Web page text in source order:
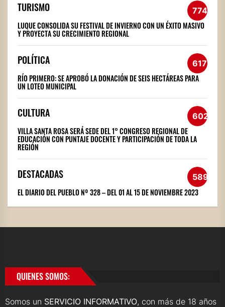
TURISMO 774
LUQUE CONSOLIDA SU FESTIVAL DE INVIERNO CON UN ÉXITO MASIVO
Y PROYECTA SU CRECIMIENTO REGIONAL
POLÍTICA 617
RÍO PRIMERO: SE APROBÓ LA DONACIÓN DE SEIS HECTÁREAS PARA
UN LOTEO MUNICIPAL
CULTURA 602
VILLA SANTA ROSA SERÁ SEDE DEL 1° CONGRESO REGIONAL DE
EDUCACIÓN CON PUNTAJE DOCENTE Y PARTICIPACIÓN DE TODA LA
REGIÓN
DESTACADAS 589
EL DIARIO DEL PUEBLO Nº 328 – DEL 01 AL 15 DE NOVIEMBRE 2023
QUIENES SOMOS:
Somos un SERVICIO INFORMATIVO, con más de 18 años